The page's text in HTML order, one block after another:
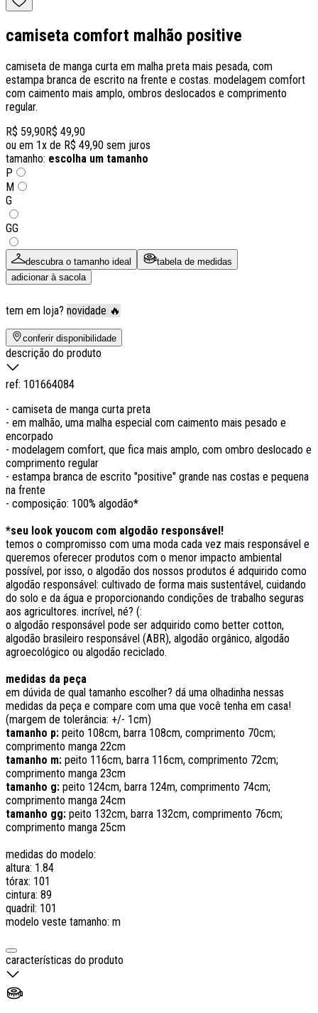
camiseta comfort malhão positive
camiseta de manga curta em malha preta mais pesada, com
estampa branca de escrito na frente e costas. modelagem comfort
com caimento mais amplo, ombros deslocados e comprimento
regular.
R$ 59,90R$ 49,90
ou em 1x de R$ 49,90 sem juros
tamanho: escolha um tamanho
P
M
G
GG
descubra o tamanho ideal
tabela de medidas
adicionar à sacola
tem em loja? novidade 🔥
conferir disponibilidade
descrição do produto
ref: 101664084
- camiseta de manga curta preta
- em malhão, uma malha especial com caimento mais pesado e
encorpado
- modelagem comfort, que fica mais amplo, com ombro deslocado e
comprimento regular
- estampa branca de escrito "positive" grande nas costas e pequena
na frente
- composição: 100% algodão*
*seu look youcom com algodão responsável!
temos o compromisso com uma moda cada vez mais responsável e
queremos oferecer produtos com o menor impacto ambiental
possível, por isso, o algodão dos nossos produtos é adquirido como
algodão responsável: cultivado de forma mais sustentável, cuidando
do solo e da água e proporcionando condições de trabalho seguras
aos agricultores. incrível, né? (:
o algodão responsável pode ser adquirido como better cotton,
algodão brasileiro responsável (ABR), algodão orgânico, algodão
agroecológico ou algodão reciclado.
medidas da peça
em dúvida de qual tamanho escolher? dá uma olhadinha nessas
medidas da peça e compare com uma que você tenha em casa!
(margem de tolerância: +/- 1cm)
tamanho p: peito 108cm, barra 108cm, comprimento 70cm;
comprimento manga 22cm
tamanho m: peito 116cm, barra 116cm, comprimento 72cm;
comprimento manga 23cm
tamanho g: peito 124cm, barra 124m, comprimento 74cm;
comprimento manga 24cm
tamanho gg: peito 132cm, barra 132cm, comprimento 76cm;
comprimento manga 25cm
medidas do modelo:
altura: 1.84
tórax: 101
cintura: 89
quadril: 101
modelo veste tamanho: m
características do produto